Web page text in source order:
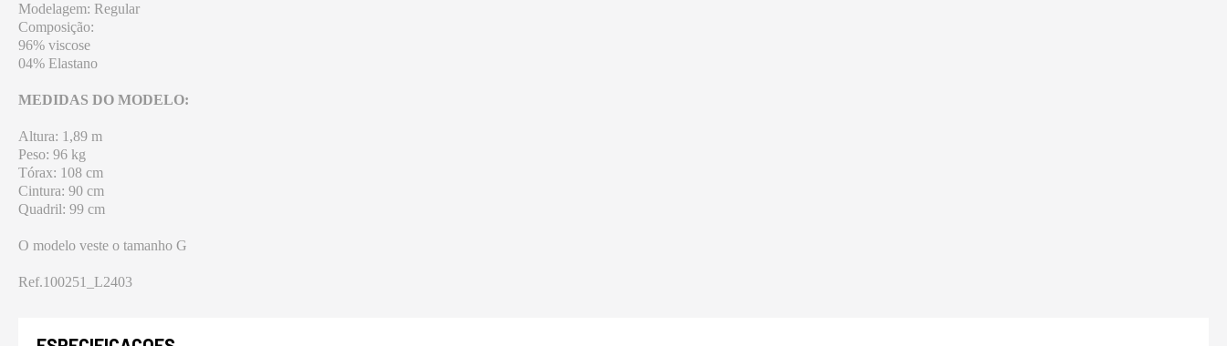
Modelagem: Regular
Composição:
96% viscose
04% Elastano
MEDIDAS DO MODELO:
Altura: 1,89 m
Peso: 96 kg
Tórax: 108 cm
Cintura: 90 cm
Quadril: 99 cm
O modelo veste o tamanho G
Ref.100251_L2403